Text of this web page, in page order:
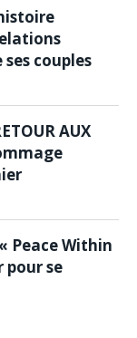
couples
AUX
Peace Within
pour se